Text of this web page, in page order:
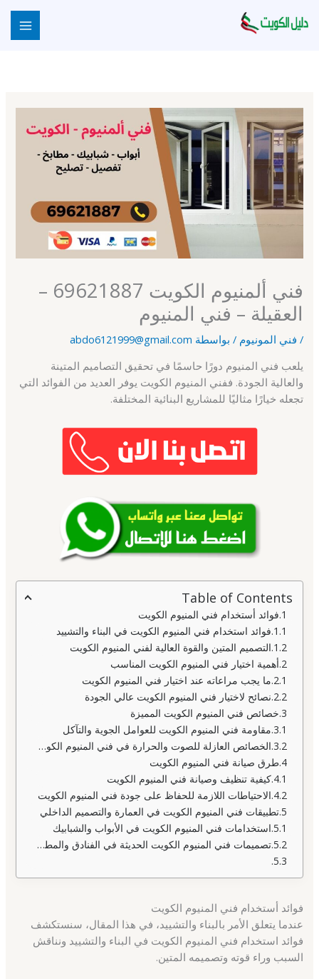
إلى
فني ألمنيوم الكويت 69621887 –
العقيلة – فني المنيوم
/ فني المونيوم / بواسطة abdo6121999@gmail.com
يلعب فني المنيوم دورًا حاسمًا في تحقيق التصاميم المتينة
والعالية الجودة. ففني المنيوم الكويت يوفر العديد من الفوائد التي
تجعله خيارًا مثاليًا للمشاريع البنائية المختلفة.
Table of Contents
فوائد أستخدام فني المنيوم الكويت
فوائد استخدام فني المنيوم الكويت في البناء والتشييد
التصميم المتين والقوة العالية لفني المنيوم الكويت
أهمية اختيار فني المنيوم الكويت المناسب
ما يجب مراعاته عند اختيار فني المنيوم الكويت
نصائح لاختيار فني المنيوم الكويت عالي الجودة
خصائص فني المنيوم الكويت المميزة
مقاومة فني المنيوم الكويت للعوامل الجوية والتآكل
الخصائص العازلة للصوت والحرارة في فني المنيوم الكويت
طرق صيانة فني المنيوم الكويت
كيفية تنظيف وصيانة فني المنيوم الكويت
الاحتياطات اللازمة للحفاظ على جودة فني المنيوم الكويت
تطبيقات فني المنيوم الكويت في العمارة والتصميم الداخلي
استخدامات فني المنيوم الكويت في الأبواب والشبابيك
تصميمات فني المنيوم الكويت الحديثة في الفنادق والمطاعم
فوائد أستخدام فني المنيوم الكويت
عندما يتعلق الأمر بالبناء والتشييد، في هذا المقال، سنستكشف
فوائد استخدام فني المنيوم الكويت في البناء والتشييد ونناقش
السبب وراء قوته وتصميمه المتين.